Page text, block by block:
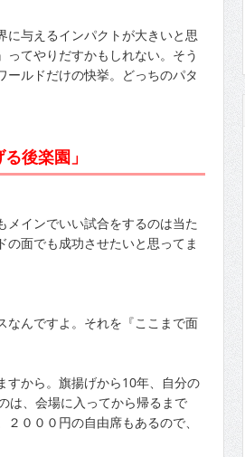
に与えるインパクトが大きいと思
てやりだすかもしれない。そう
ールドだけの快挙。どっちのパタ
後楽園」
インでいい試合をするのは当た
の面でも成功させたいと思ってま
なんですよ。それを『ここまで面
すから。旗揚げから10年、自分の
は、会場に入ってから帰るまで
０００円の自由席もあるので、